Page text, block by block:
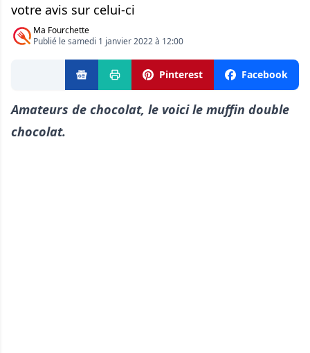
votre avis sur celui-ci
Ma Fourchette
Publié le samedi 1 janvier 2022 à 12:00
Pinterest Facebook
Amateurs de chocolat, le voici le muffin double
chocolat.